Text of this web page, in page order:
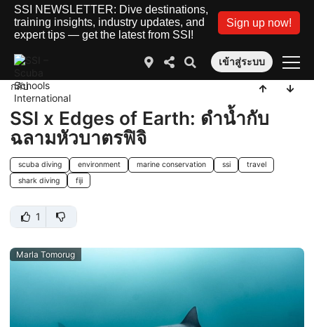
SSI NEWSLETTER: Dive destinations,
training insights, industry updates, and
expert tips — get the latest from SSI!
Sign up now!
เข้าสู่ระบบ
กลับ
SSI x Edges of Earth: ดำน้ำกับ
ฉลามหัวบาตรฟิจิ
scuba diving environment marine conservation ssi
travel
shark diving
fiji
1
Marla Tomorug